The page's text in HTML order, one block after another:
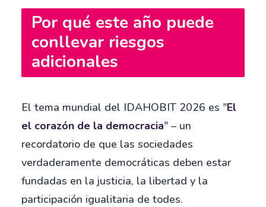
Por qué este año puede
conllevar riesgos
adicionales
El tema mundial del IDAHOBIT 2026 es "El
el corazón de la democracia" – un
recordatorio de que las sociedades
verdaderamente democráticas deben estar
fundadas en la justicia, la libertad y la
participación igualitaria de todes.